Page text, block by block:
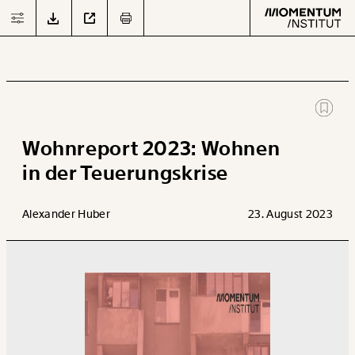
Arbeit
Verteilung
Klima
Datensätze
Text
Wohnreport 2023: Wohnen
in der Teuerungskrise
Alexander Huber 23. August 2023
JETZT